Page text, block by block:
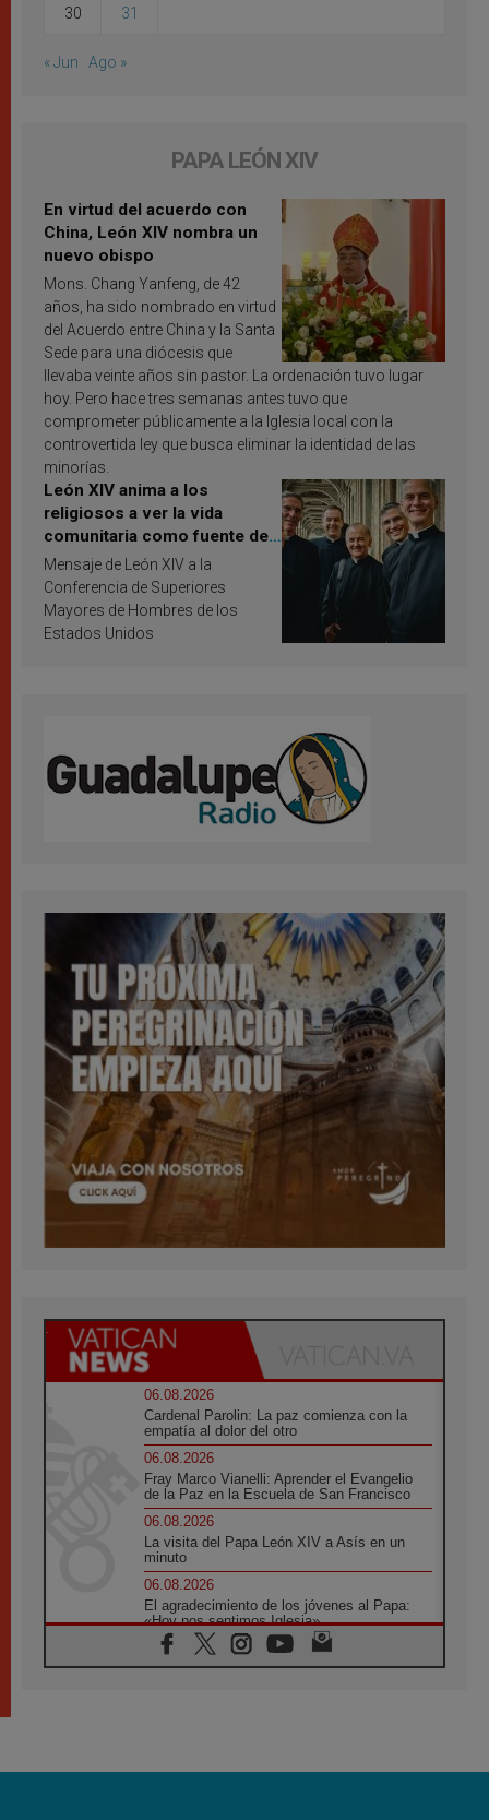
30 31
« Jun Ago »
PAPA LEÓN XIV
En virtud del acuerdo con
China, León XIV nombra un
nuevo obispo
Mons. Chang Yanfeng, de 42
años, ha sido nombrado en virtud
del Acuerdo entre China y la Santa
Sede para una diócesis que
llevaba veinte años sin pastor. La ordenación tuvo lugar
hoy. Pero hace tres semanas antes tuvo que
comprometer públicamente a la Iglesia local con la
controvertida ley que busca eliminar la identidad de las
minorías.
León XIV anima a los
religiosos a ver la vida
comunitaria como fuente de
inspiración y santificación
Mensaje de León XIV a la
Conferencia de Superiores
Mayores de Hombres de los
Estados Unidos
06.08.2026
Cardenal Parolin: La paz comienza con la
empatía al dolor del otro
06.08.2026
Fray Marco Vianelli: Aprender el Evangelio
de la Paz en la Escuela de San Francisco
06.08.2026
La visita del Papa León XIV a Asís en un
minuto
06.08.2026
El agradecimiento de los jóvenes al Papa:
«Hoy nos sentimos Iglesia»
06.08.2026
Líbano: Reanudan los coloquios en Roma en